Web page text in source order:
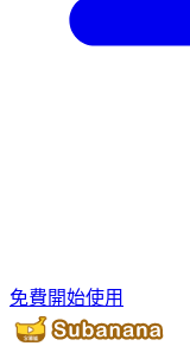
免費開始使用